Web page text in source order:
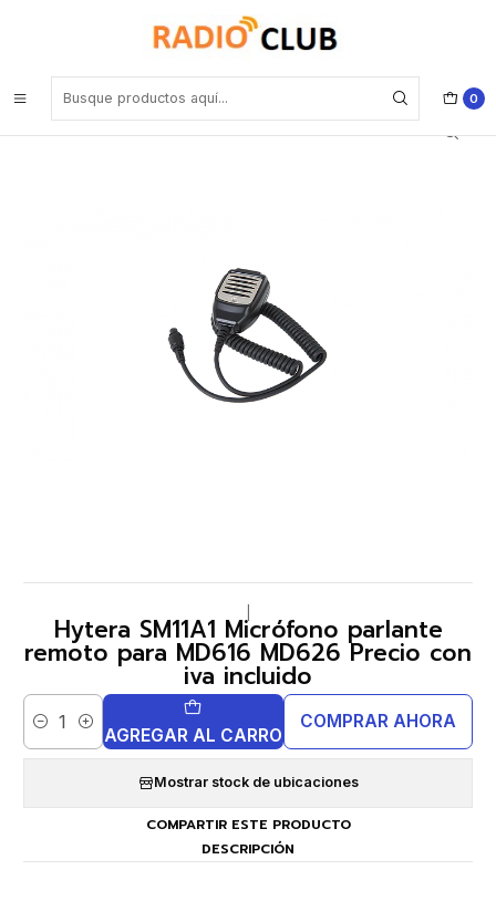
0
Micrófono Parlante Remoto
Hytera SM11A1 Micrófono parlante remoto para MD616 MD626
Precio con iva incluido
Hytera SM11A1 Micrófono parlante
remoto para MD616 MD626 Precio con
iva incluido
Cantidad AGREGAR AL CARRO
COMPRAR AHORA
Mostrar stock de ubicaciones
COMPARTIR ESTE PRODUCTO
DESCRIPCIÓN